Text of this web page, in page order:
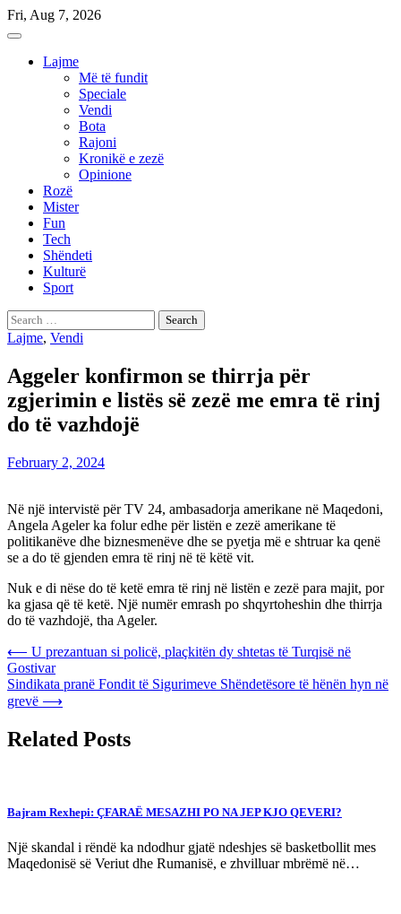
Skip
to
Fri, Aug 7, 2026
Lajme
Më të fundit
Speciale
Vendi
Bota
Rajoni
Kronikë e zezë
Opinione
Rozë
Mister
Fun
Tech
Shëndeti
Kulturë
Sport
Search
for:
Lajme, Vendi
Aggeler konfirmon se thirrja për
zgjerimin e listës së zezë me emra të rinj
do të vazhdojë
February 2, 2024
Në një intervistë për TV 24, ambasadorja amerikane në Maqedoni,
Angela Ageler ka folur edhe për listën e zezë amerikane të
politikanëve dhe biznesmenëve dhe se pyetja më e shtruar ka qenë
se a do të gjenden emra të rinj në të këtë vit.
Nuk e di nëse do të ketë emra të rinj në listën e zezë para majit, por
ka gjasa që të ketë. Një numër emrash po shqyrtoheshin dhe thirrja
do të vazhdojë, tha Ageler.
Post
navigation
⟵ U prezantuan si policë, plaçkitën dy shtetas të Turqisë në
Gostivar
Sindikata pranë Fondit të Sigurimeve Shëndetësore të hënën hyn në
grevë ⟶
Related Posts
Bajram Rexhepi: ÇFARAË MESAZHI PO NA JEP KJO QEVERI?
Një skandal i rëndë ka ndodhur gjatë ndeshjes së basketbollit mes
Maqedonisë së Veriut dhe Rumanisë, e zhvilluar mbrëmë në…